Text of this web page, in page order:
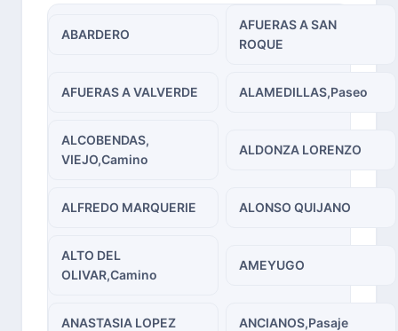
ABARDERO
AFUERAS A SAN
ROQUE
AFUERAS A VALVERDE ALAMEDILLAS,Paseo
ALCOBENDAS,
VIEJO,Camino
ALDONZA LORENZO
ALFREDO MARQUERIE ALONSO QUIJANO
ALTO DEL
OLIVAR,Camino
AMEYUGO
ANASTASIA LOPEZ ANCIANOS,Pasaje